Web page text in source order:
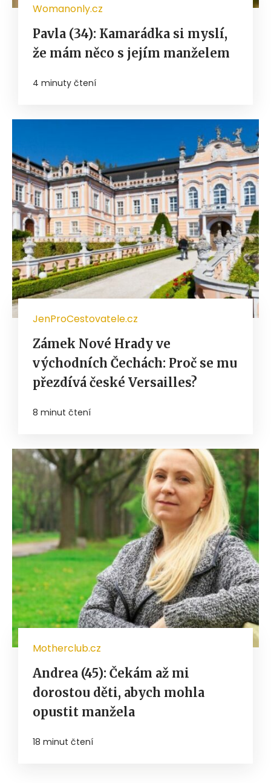
Womanonly.cz
Pavla (34): Kamarádka si myslí,
že mám něco s jejím manželem
4 minuty čtení
JenProCestovatele.cz
Zámek Nové Hrady ve
východních Čechách: Proč se mu
přezdívá české Versailles?
8 minut čtení
Motherclub.cz
Andrea (45): Čekám až mi
dorostou děti, abych mohla
opustit manžela
18 minut čtení